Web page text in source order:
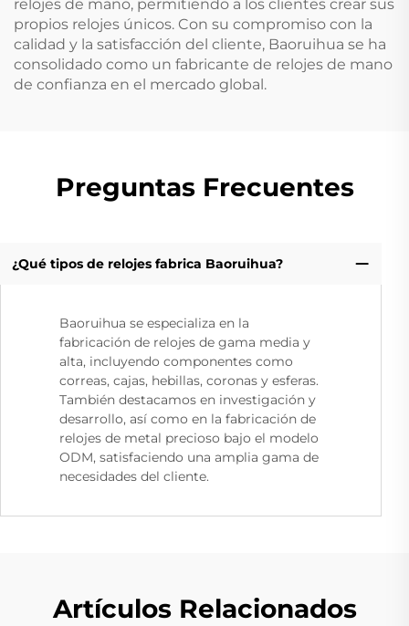
relojes de mano, permitiendo a los clientes crear sus
propios relojes únicos. Con su compromiso con la
calidad y la satisfacción del cliente, Baoruihua se ha
consolidado como un fabricante de relojes de mano
de confianza en el mercado global.
Preguntas Frecuentes
¿Qué tipos de relojes fabrica Baoruihua?
Baoruihua se especializa en la
fabricación de relojes de gama media y
alta, incluyendo componentes como
correas, cajas, hebillas, coronas y esferas.
También destacamos en investigación y
desarrollo, así como en la fabricación de
relojes de metal precioso bajo el modelo
ODM, satisfaciendo una amplia gama de
necesidades del cliente.
Artículos Relacionados